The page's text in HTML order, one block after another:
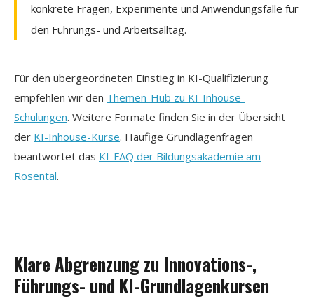
konkrete Fragen, Experimente und Anwendungsfälle für
den Führungs- und Arbeitsalltag.
Für den übergeordneten Einstieg in KI-Qualifizierung
empfehlen wir den Themen-Hub zu KI-Inhouse-
Schulungen. Weitere Formate finden Sie in der Übersicht
der KI-Inhouse-Kurse. Häufige Grundlagenfragen
beantwortet das KI-FAQ der Bildungsakademie am
Rosental.
Klare Abgrenzung zu Innovations-,
Führungs- und KI-Grundlagenkursen